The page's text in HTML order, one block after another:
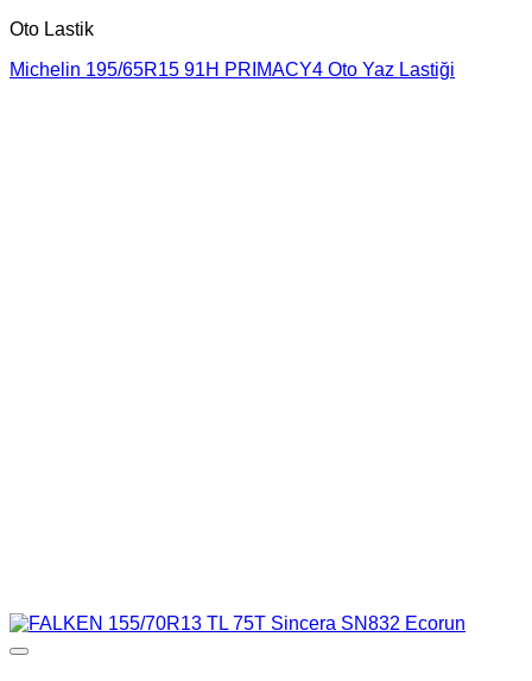
Oto Lastik
Michelin 195/65R15 91H PRIMACY4 Oto Yaz Lastiği